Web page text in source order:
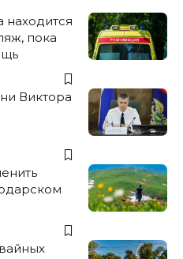
пока
Виктора